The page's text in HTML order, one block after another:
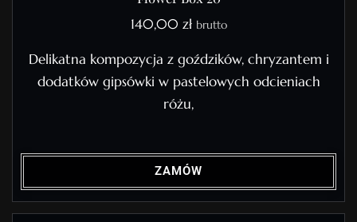
140,00 zł brutto
Delikatna kompozycja z goździków, chryzantem i
dodatków gipsówki w pastelowych odcieniach
różu,
ZAMÓW